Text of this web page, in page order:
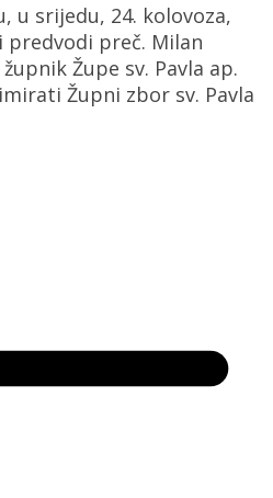
u srijedu, 24. kolovoza,
predvodi preč. Milan
Župe sv. Pavla ap.
Župni zbor sv. Pavla